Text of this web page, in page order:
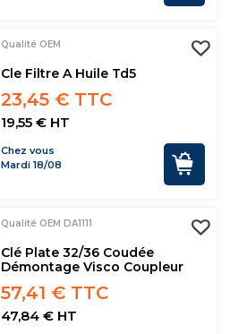
Qualité OEM
Cle Filtre A Huile Td5
23,45 € TTC
19,55 € HT
Chez vous
Mardi 18/08
Qualité OEM DA1111
Clé Plate 32/36 Coudée
Démontage Visco Coupleur
57,41 € TTC
47,84 € HT